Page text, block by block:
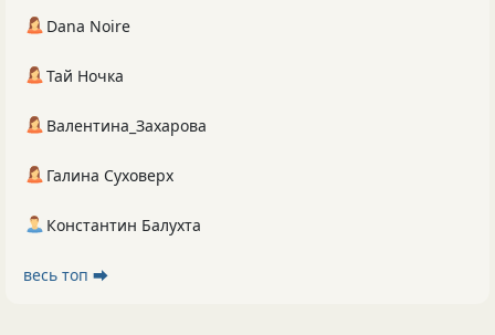
Dana Noire
Тай Ночка
Валентина_Захарова
Галина Суховерх
Константин Балухта
весь топ ⮕